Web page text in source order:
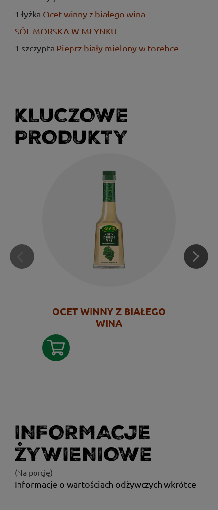
1 łyżka Ocet winny z białego wina
SÓL MORSKA W MŁYNKU
1 szczypta Pieprz biały mielony w torebce
KLUCZOWE
PRODUKTY
OCET WINNY Z BIAŁEGO
WINA
INFORMACJE
ŻYWIENIOWE
(Na porcję)
Informacje o wartościach odżywczych wkrótce